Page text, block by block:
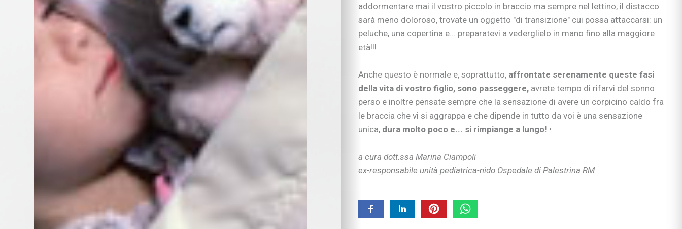
Nipoti e nonni
Vivere con cani, gatti & co.
Sicurezza dentro e fuori casa
Imparare divertendosi
Proposte per famiglie
A “tu per tu” con…
Educare alla vita
Educazione e regole
Educazione finanziaria
Relazioni sociali e bullismo
Gli esperti consigliano…
I consigli degli psicologi
addormentare mai il vostro piccolo in braccio ma sempre nel lettino, il distacco
sarà meno doloroso, trovate un oggetto "di transizione" cui possa attaccarsi: un
peluche, una copertina e... preparatevi a vederglielo in mano fino alla maggiore
età!!!
Anche questo è normale e, soprattutto, affrontate serenamente queste fasi
della vita di vostro figlio, sono passeggere,avrete tempo di rifarvi del sonno
perso e inoltre pensate sempre che la sensazione di avere un corpicino caldo fra
le braccia che vi si aggrappa e che dipende in tutto da voi è una sensazione
unica, dura molto poco e... si rimpiange a lungo! •
a cura dott.ssa Marina Ciampoli
ex-responsabile unità pediatrica-nido Ospedale di Palestrina RM